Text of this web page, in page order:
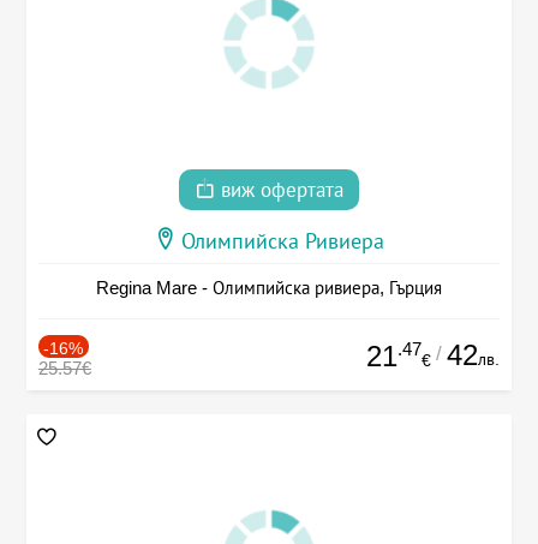
виж офертата
Олимпийска Ривиера
Regina Mare - Олимпийска ривиера, Гърция
-16%
25.57€ 21.47
€ / 42лв.